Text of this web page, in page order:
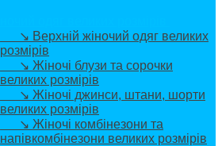
↘ Верхній жіночий одяг великих
розмірів
↘ Жіночі блузи та сорочки
великих розмірів
↘ Жіночі джинси, штани, шорти
великих розмірів
↘ Жіночі комбінезони та
напівкомбінезони великих розмірів